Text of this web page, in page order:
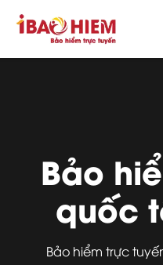
Bảo
quốc
Bảo hiểm trực